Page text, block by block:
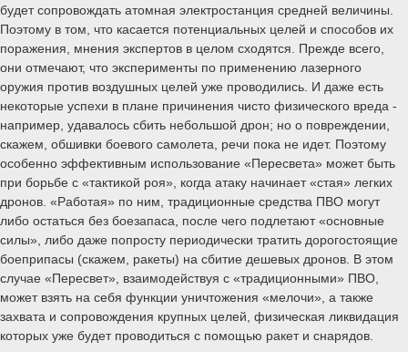
будет сопровождать атомная электростанция средней величины.
Поэтому в том, что касается потенциальных целей и способов их
поражения, мнения экспертов в целом сходятся. Прежде всего,
они отмечают, что эксперименты по применению лазерного
оружия против воздушных целей уже проводились. И даже есть
некоторые успехи в плане причинения чисто физического вреда -
например, удавалось сбить небольшой дрон; но о повреждении,
скажем, обшивки боевого самолета, речи пока не идет. Поэтому
особенно эффективным использование «Пересвета» может быть
при борьбе с «тактикой роя», когда атаку начинает «стая» легких
дронов. «Работая» по ним, традиционные средства ПВО могут
либо остаться без боезапаса, после чего подлетают «основные
силы», либо даже попросту периодически тратить дорогостоящие
боеприпасы (скажем, ракеты) на сбитие дешевых дронов. В этом
случае «Пересвет», взаимодействуя с «традиционными» ПВО,
может взять на себя функции уничтожения «мелочи», а также
захвата и сопровождения крупных целей, физическая ликвидация
которых уже будет проводиться с помощью ракет и снарядов.